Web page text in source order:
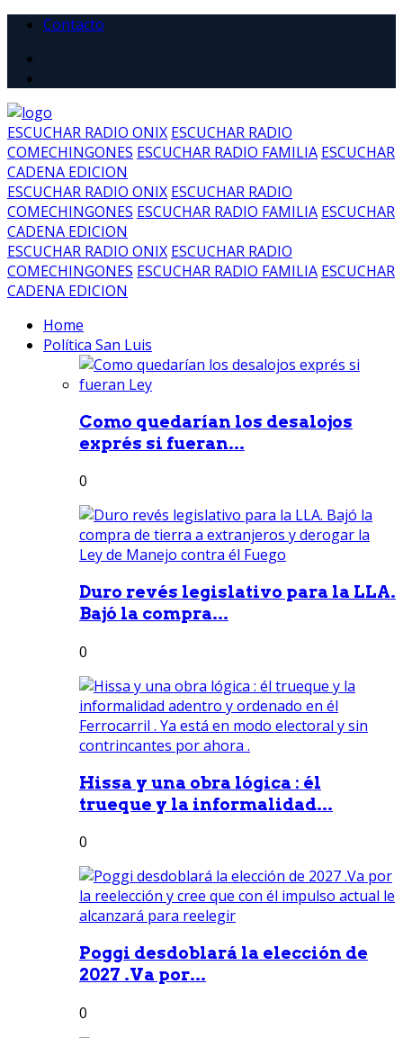
Contacto
ESCUCHAR RADIO ONIX ESCUCHAR RADIO
COMECHINGONES ESCUCHAR RADIO FAMILIA ESCUCHAR
CADENA EDICION
ESCUCHAR RADIO ONIX ESCUCHAR RADIO
COMECHINGONES ESCUCHAR RADIO FAMILIA ESCUCHAR
CADENA EDICION
ESCUCHAR RADIO ONIX ESCUCHAR RADIO
COMECHINGONES ESCUCHAR RADIO FAMILIA ESCUCHAR
CADENA EDICION
Home
Política San Luis
Como quedarían los desalojos
exprés si fueran...
0
Duro revés legislativo para la LLA.
Bajó la compra...
0
Hissa y una obra lógica : él
trueque y la informalidad...
0
Poggi desdoblará la elección de
2027 .Va por...
0